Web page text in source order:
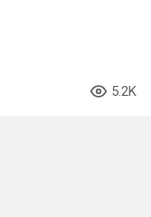
5.2K